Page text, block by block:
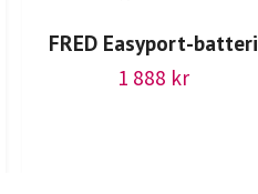
FRED Easyport-batteri
1 888 kr